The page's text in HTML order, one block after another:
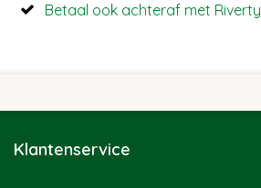
Betaal ook achteraf met Riverty
Klantenservice